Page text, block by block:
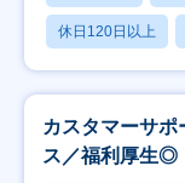
休日120日以上
カスタマーサ
ス／福利厚生◎